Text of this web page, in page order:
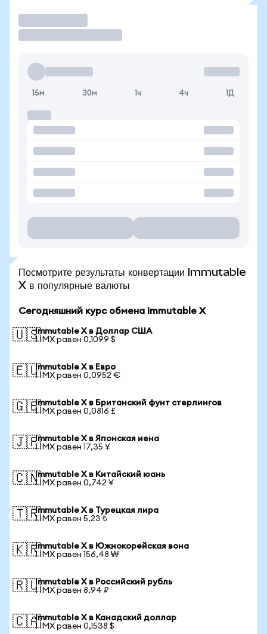
15м 30м 1ч 4ч 1Д
Посмотрите результаты конвертации Immutable
X в популярные валюты
Сегодняшний курс обмена Immutable X
🇺🇸Immutable X в Доллар США
1 IMX равен 0,1099 $
🇪🇺Immutable X в Евро
1 IMX равен 0,0952 €
🇬🇧Immutable X в Британский фунт стерлингов
1 IMX равен 0,0816 £
🇯🇵Immutable X в Японская иена
1 IMX равен 17,35 ¥
🇨🇳Immutable X в Китайский юань
1 IMX равен 0,742 ¥
🇹🇷Immutable X в Турецкая лира
1 IMX равен 5,23 ₺
🇰🇷Immutable X в Южнокорейская вона
1 IMX равен 156,48 ₩
🇷🇺Immutable X в Российский рубль
1 IMX равен 8,94 ₽
🇨🇦Immutable X в Канадский доллар
1 IMX равен 0,1538 $